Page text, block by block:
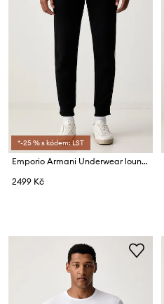
*-25 % s kódem: LST
Emporio Armani Underwear loungewear kalhoty pánské
2499 Kč